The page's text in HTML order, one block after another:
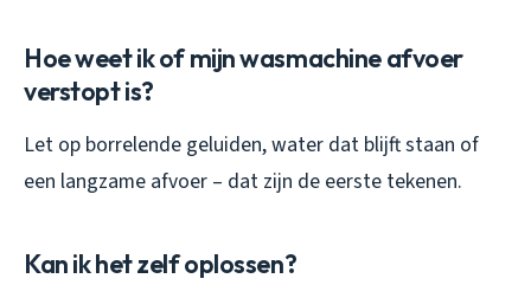
Hoe weet ik of mijn wasmachine afvoer
verstopt is?
Let op borrelende geluiden, water dat blijft staan of
een langzame afvoer – dat zijn de eerste tekenen.
Kan ik het zelf oplossen?